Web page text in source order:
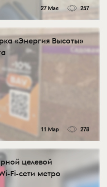
27 Мая 257
«Энергия Высоты»
11 Мар 278
целевой
Fi-сети метро